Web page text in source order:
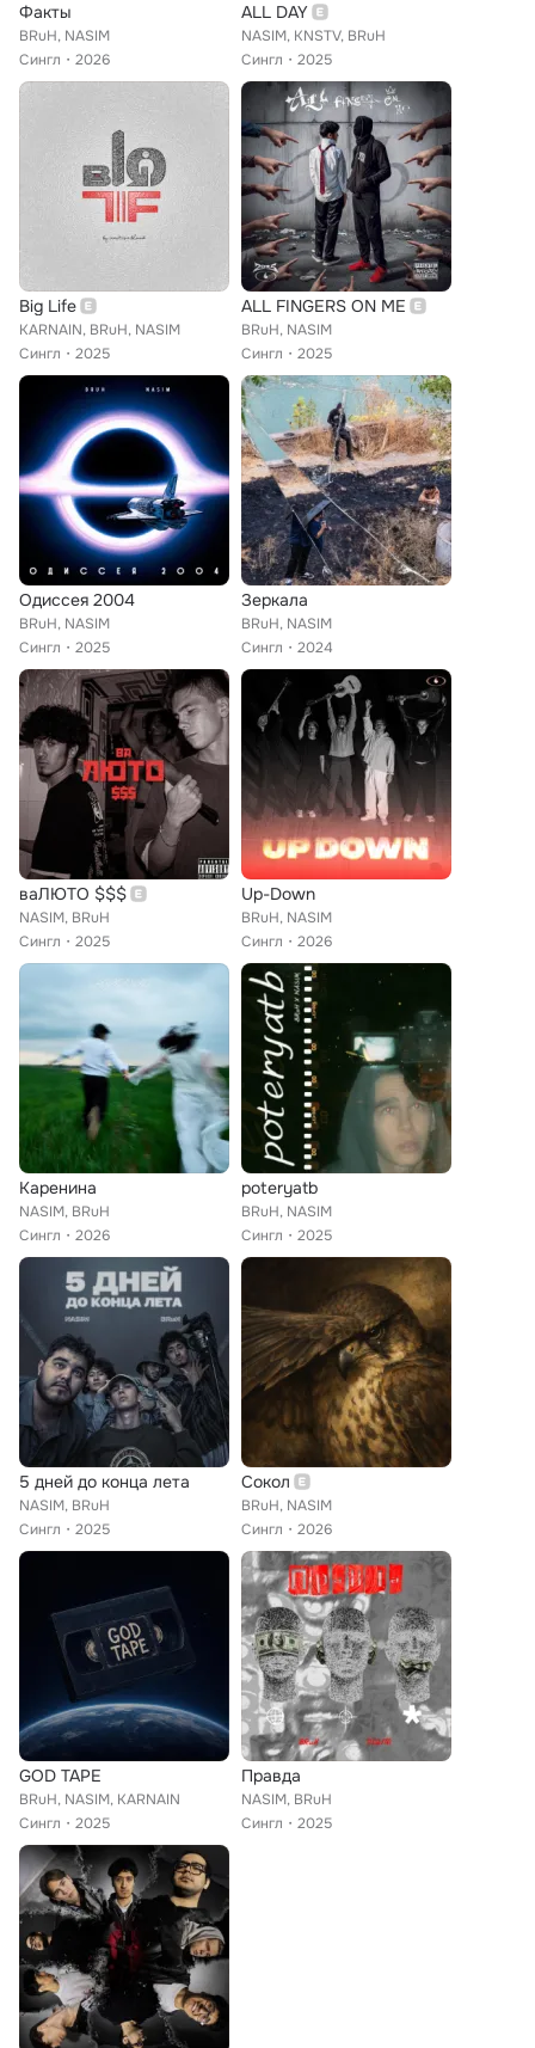
Факты
BRuH, NASIM
Сингл
2026
ALL DAY
NASIM, KNSTV, BRuH
Сингл
2025
Big Life
KARNAIN, BRuH, NASIM
Сингл
2025
ALL FINGERS ON ME
BRuH, NASIM
Сингл
2025
Одиссея 2004
BRuH, NASIM
Сингл
2025
Зеркала
BRuH, NASIM
Сингл
2024
ваЛЮТО $$$
NASIM, BRuH
Сингл
2025
Up-Down
BRuH, NASIM
Сингл
2026
Каренина
NASIM, BRuH
Сингл
2026
poteryatb
BRuH, NASIM
Сингл
2025
5 дней до конца лета
NASIM, BRuH
Сингл
2025
Сокол
BRuH, NASIM
Сингл
2026
GOD TAPE
BRuH, NASIM, KARNAIN
Сингл
2025
Правда
NASIM, BRuH
Сингл
2025